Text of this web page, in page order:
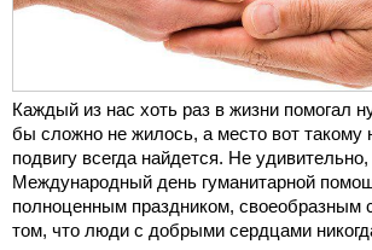
Каждый из нас хоть раз в жизни помогал
бы сложно не жилось, а место вот
подвигу всегда найдется. Не удивительно,
Международный день гуманитарной
полноценным праздником, своеобразным
том, что люди с добрыми сердцами